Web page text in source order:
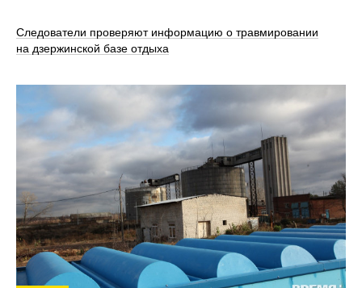
Следователи проверяют информацию о травмировании
на дзержинской базе отдыха